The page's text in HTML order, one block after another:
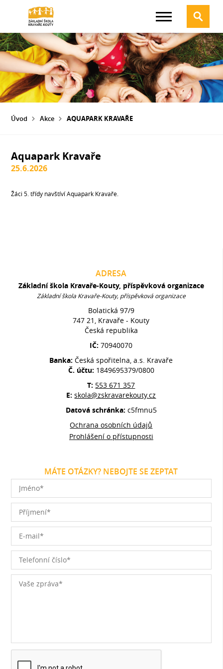
Úvod Akce AQUAPARK KRAVAŘE
Aquapark Kravaře
25.6.2026
Žáci 5. třídy navštíví Aquapark Kravaře.
ADRESA
Základní škola Kravaře-Kouty, příspěvková organizace
Základní škola Kravaře-Kouty, příspěvková organizace
Bolatická 97/9
747 21, Kravaře - Kouty
Česká republika
IČ:70940070
Banka:Česká spořitelna, a.s. Kravaře
Č. účtu: 1849695379/0800
T: 553 671 357
E:skola@zskravarekouty.cz
Datová schránka: c5fmnu5
Ochrana osobních údajů
Prohlášení o přístupnosti
MÁTE OTÁZKY? NEBOJTE SE ZEPTAT